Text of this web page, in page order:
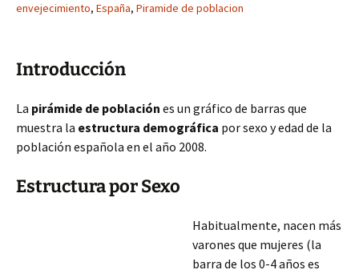
envejecimiento, España, Piramide de poblacion
Introducción
La pirámide de población es un gráfico de barras que
muestra la estructura demográfica por sexo y edad de la
población española en el año 2008.
Estructura por Sexo
Habitualmente, nacen más
varones que mujeres (la
barra de los 0-4 años es